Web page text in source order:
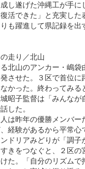
し遂げた沖縄工が手に
活できた」と充実し
も躍進して県記録を出
走り／北山
北山のアンカー・嶋袋
させた。３区で首位
かった。終わってみ
昭子監督は「みんなが
した。
は昨年の優勝メンバー
経験があるから平常
ドリアみどりが「調
きをつなぐと、２区
た。「自分のリズムで